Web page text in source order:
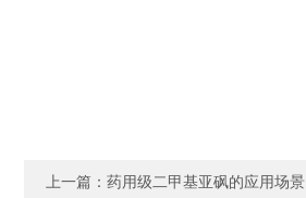
上一篇： 药用级二甲基亚砜的应用场景